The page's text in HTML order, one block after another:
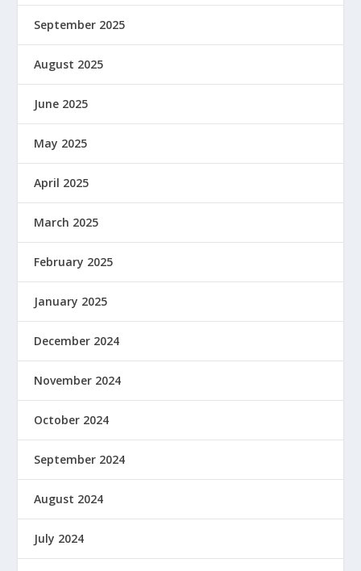
September 2025
August 2025
June 2025
May 2025
April 2025
March 2025
February 2025
January 2025
December 2024
November 2024
October 2024
September 2024
August 2024
July 2024